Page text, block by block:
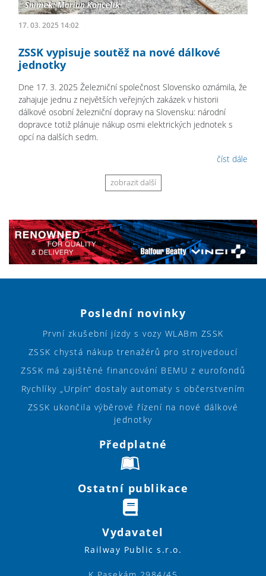
17. 03. 2025 14:02
ZSSK vypisuje soutěž na nové dálkové
jednotky
Dne 17. 3. 2025 Železniční společnost Slovensko oznámila, že
zahajuje jednu z největších veřejných zakázek v historii
dálkové osobní železniční dopravy na Slovensku: národní
dopravce totiž plánuje nákup osmi elektrických jednotek s
opcí na dalších sedm.
číst dále
zobrazit další
Poslední novinky
První zkušební jízdy s vozy WLABm ZSSK
ZSSK chystá nákup trenažérů pro strojvedoucí
ZSSK má zajištěné financování BEMU z eurofondů
Rychlíky „Urpín“ dostaly automaty s občerstvením
ZSSK ukončila výběrové řízení na nové dálkové
jednotky
Předplatné
Ostatní publikace
Vydavatel
Railway Public s.r.o.